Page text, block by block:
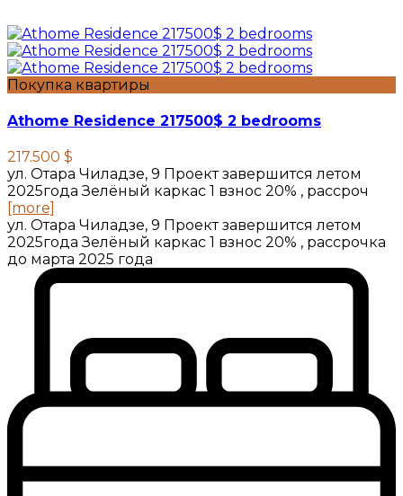
Покупка квартиры
Athome Residence 217500$ 2 bedrooms
217.500 $
ул. Отара Чиладзе, 9 Проект завершится летом
2025года Зелёный каркас 1 взнос 20% , рассроч
[more]
ул. Отара Чиладзе, 9 Проект завершится летом
2025года Зелёный каркас 1 взнос 20% , рассрочка
до марта 2025 года